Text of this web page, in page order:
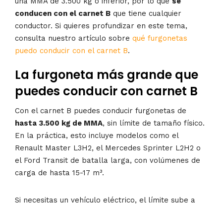
conducen con el carnet B que tiene cualquier
conductor. Si quieres profundizar en este tema,
consulta nuestro artículo sobre qué furgonetas
puedo conducir con el carnet B.
La furgoneta más grande que
puedes conducir con carnet B
Con el carnet B puedes conducir furgonetas de
hasta 3.500 kg de MMA, sin límite de tamaño físico.
En la práctica, esto incluye modelos como el
Renault Master L3H2, el Mercedes Sprinter L2H2 o
el Ford Transit de batalla larga, con volúmenes de
carga de hasta 15-17 m³.
Si necesitas un vehículo eléctrico, el límite sube a